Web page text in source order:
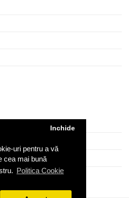
uri pentru a vă
cea mai bună
Politica Cookie
Inchide